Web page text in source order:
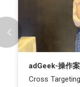
adGeek-操作
Cross